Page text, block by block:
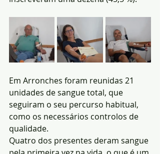
Em Arronches foram reunidas 21
unidades de sangue total, que
seguiram o seu percurso habitual,
como os necessários controlos de
qualidade.
Quatro dos presentes deram sangue